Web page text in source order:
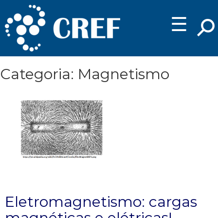
☰
Categoria: Magnetismo
Eletromagnetismo: cargas